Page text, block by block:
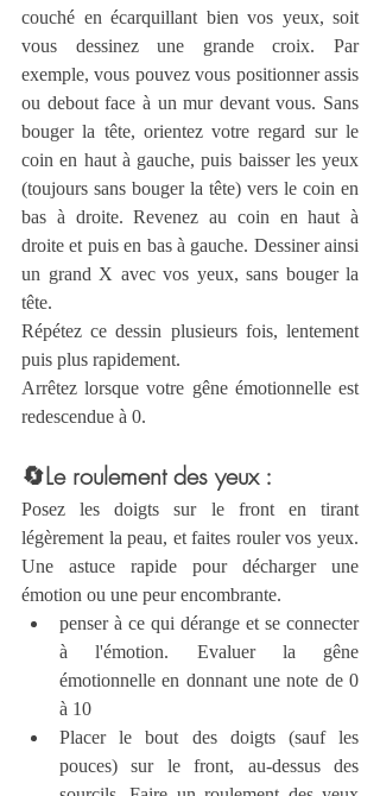
couché en écarquillant bien vos yeux, soit
vous dessinez une grande croix. Par
exemple, vous pouvez vous positionner assis
ou debout face à un mur devant vous. Sans
bouger la tête, orientez votre regard sur le
coin en haut à gauche, puis baisser les yeux
(toujours sans bouger la tête) vers le coin en
bas à droite. Revenez au coin en haut à
droite et puis en bas à gauche. Dessiner ainsi
un grand X avec vos yeux, sans bouger la
tête.
Répétez ce dessin plusieurs fois, lentement
puis plus rapidement.
Arrêtez lorsque votre gêne émotionnelle est
redescendue à 0.
🔄Le roulement des yeux :
Posez les doigts sur le front en tirant
légèrement la peau, et faites rouler vos yeux.
Une astuce rapide pour décharger une
émotion ou une peur encombrante.
penser à ce qui dérange et se connecter
à l'émotion. Evaluer la gêne
émotionnelle en donnant une note de 0
à 10
Placer le bout des doigts (sauf les
pouces) sur le front, au-dessus des